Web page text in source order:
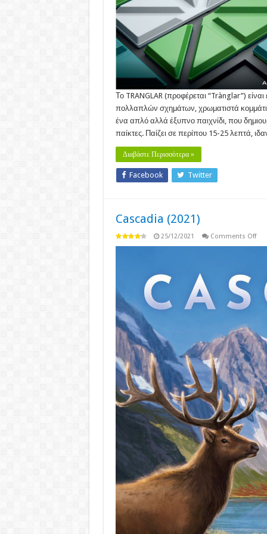
Το TRANGLAR (προφέρεται “Trànglar”)
πολλαπλών σχημάτων, χρωματιστά
ένα απλό αλλά έξυπνο παιχνίδι, που
παίκτες. Παίζει σε περίπου 15-25 λεπτά,
Διαβάστε Περισσότερα »
Facebook Twitter
Cascadia (2021)
25/12/2021 Comments Offon